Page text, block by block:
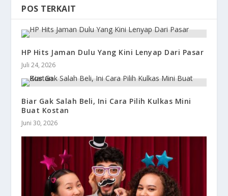
POS TERKAIT
HP Hits Jaman Dulu Yang Kini Lenyap Dari Pasar
Juli 24, 2026
Biar Gak Salah Beli, Ini Cara Pilih Kulkas Mini
Buat Kostan
Juni 30, 2026